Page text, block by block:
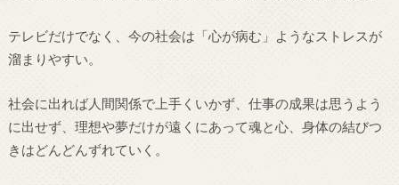
テレビだけでなく、今の社会は「心が病む」ようなストレスが
溜まりやすい。
社会に出れば人間関係で上手くいかず、仕事の成果は思うよう
に出せず、理想や夢だけが遠くにあって魂と心、身体の結びつ
きはどんどんずれていく。